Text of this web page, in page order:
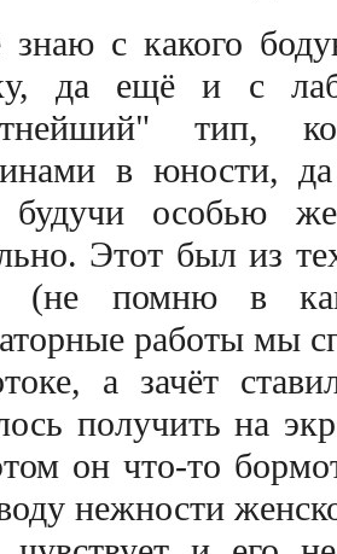
с какого
да ещё и с
тип,
в юности, да
будучиособью
Этот был из
(не помню в
работы мы
а зачёт
получить на
он что-то
нежности